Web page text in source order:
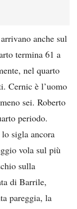
anche sul
termina 61 a
nel quarto
Cernic è l’uomo
sei. Roberto
periodo.
sigla ancora
vola sul più
sulla
di Barrile,
pareggia, la